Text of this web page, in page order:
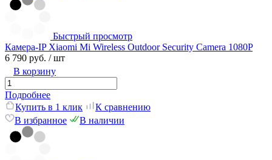
Быстрый просмотр
Камера-IP Xiaomi Mi Wireless Outdoor Security Camera 1080P
6 790 руб. / шт
В корзину
Подробнее
Купить в 1 клик
К сравнению
В избранное
В наличии